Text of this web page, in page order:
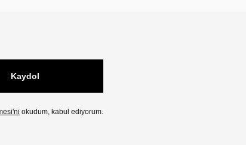
Kaydol
okudum, kabul ediyorum.